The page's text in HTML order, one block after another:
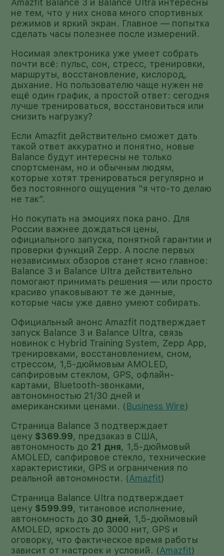
Amazfit Balance 3 и Balance Ultra интересны
не тем, что у них снова много спортивных
режимов и яркий экран. Главное — попытка
сделать часы полезнее после измерений.
Носимая электроника уже умеет собрать
почти всё: пульс, сон, стресс, тренировки,
маршруты, восстановление, кислород,
дыхание. Но пользователю чаще нужен не
ещё один график, а простой ответ: сегодня
лучше тренироваться, восстановиться или
снизить нагрузку?
Если Amazfit действительно сможет дать
такой ответ аккуратно и понятно, новые
Balance будут интересны не только
спортсменам, но и обычным людям,
которые хотят тренироваться регулярно и
без постоянного ощущения “я что-то делаю
не так”.
Но покупать на эмоциях пока рано. Для
России важнее дождаться цены,
официального запуска, понятной гарантии и
проверки функций Zepp. А после первых
независимых обзоров станет ясно главное:
Balance 3 и Balance Ultra действительно
помогают принимать решения — или просто
красиво упаковывают те же данные,
которые часы уже давно умеют собирать.
Официальный анонс Amazfit подтверждает
запуск Balance 3 и Balance Ultra, связь
новинок с Hybrid Training System, Zepp App,
тренировками, восстановлением, сном,
стрессом, 1,5-дюймовым AMOLED,
сапфировым стеклом, GPS, офлайн-
картами, Bluetooth-звонками,
автономностью 21/30 дней и
американскими ценами. (Business Wire)
Страница Balance 3 подтверждает
цену $369.99, предзаказ в США,
автономность до 21 дня, 1,5-дюймовый
AMOLED, сапфировое стекло, технические
характеристики, GPS и ограничения по
реальной автономности. (Amazfit)
Страница Balance Ultra подтверждает
цену $599.99, титановое исполнение,
автономность до 30 дней, 1,5-дюймовый
AMOLED, яркость до 3000 нит, GPS и
оговорку, что фактическое время работы
зависит от настроек и условий. (Amazfit)